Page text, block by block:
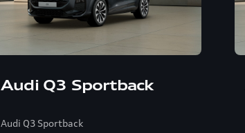
Audi Q3 Sportback
Audi Q3 Sportback